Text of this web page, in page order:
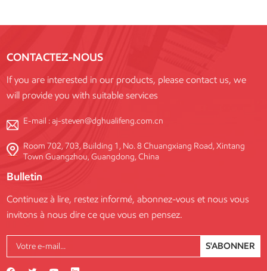
CONTACTEZ-NOUS
If you are interested in our products, please contact us, we
will provide you with suitable services
E-mail :aj-steven@dghualifeng.com.cn
Room 702, 703, Building 1, No. 8 Chuangxiang Road, Xintang
Town Guangzhou, Guangdong, China
Bulletin
Continuez à lire, restez informé, abonnez-vous et nous vous
invitons à nous dire ce que vous en pensez.
S'ABONNER